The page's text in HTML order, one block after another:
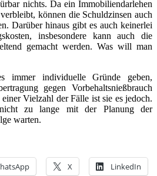
nichts. Da ein Immobiliendarlehen
können die Schuldzinsen auch
Darüber hinaus gibt es auch keinerlei
insbesondere kann auch die
gemacht werden. Was will man
immer individuelle Gründe geben,
gegen Vorbehaltsnießbrauch
Vielzahl der Fälle ist sie es jedoch.
zu lange mit der Planung der
warten.
X LinkedIn